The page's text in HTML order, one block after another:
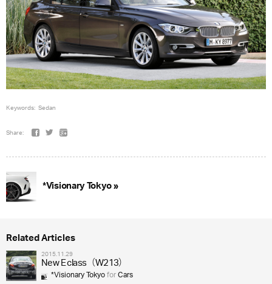
Keywords: Sedan
Share:
*Visionary Tokyo »
Related Articles
2015.11.29
New E class（W213）
*Visionary TokyoforCars